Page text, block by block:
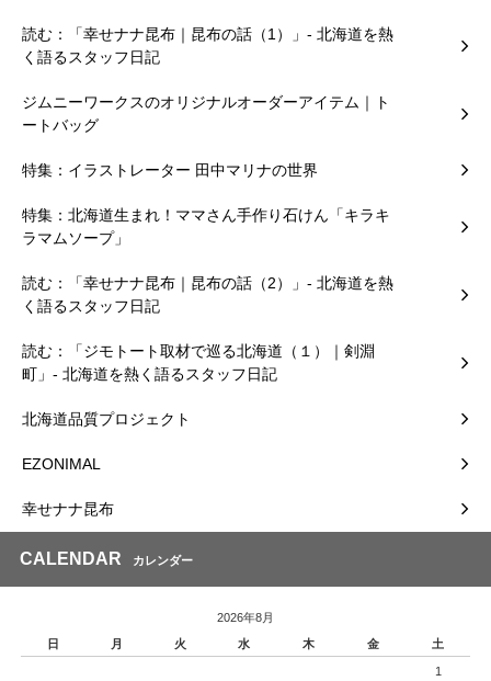
読む：「幸せナナ昆布｜昆布の話（1）」- 北海道を熱
く語るスタッフ日記
ジムニーワークスのオリジナルオーダーアイテム｜ト
ートバッグ
特集：イラストレーター 田中マリナの世界
特集：北海道生まれ！ママさん手作り石けん「キラキ
ラマムソープ」
読む：「幸せナナ昆布｜昆布の話（2）」- 北海道を熱
く語るスタッフ日記
読む：「ジモトート取材で巡る北海道（１）｜剣淵
町」- 北海道を熱く語るスタッフ日記
北海道品質プロジェクト
EZONIMAL
幸せナナ昆布
CALENDAR カレンダー
2026年8月
日
月 火 水 木 金 土
1